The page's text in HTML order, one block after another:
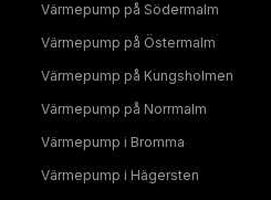
Värmepump på Södermalm
Värmepump på Östermalm
Värmepump på Kungsholmen
Värmepump på Norrmalm
Värmepump i Bromma
Värmepump i Hägersten